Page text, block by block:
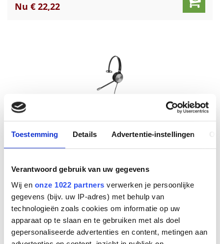
Toestemming Details Advertentie-instellingen
Verantwoord gebruik van uw gegevens
Wij en onze 1022 partners verwerken je persoonlijke
gegevens (bijv. uw IP-adres) met behulp van
technologieën zoals cookies om informatie op uw
apparaat op te slaan en te gebruiken met als doel
gepersonaliseerde advertenties en content, metingen aan
Nu € 22,22
Yealink YHS36 E2 Mono
Info
€ 25,56